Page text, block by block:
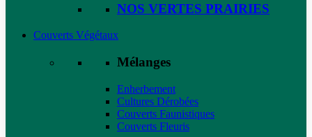
NOS VERTES PRAIRIES
Couverts Végétaux
Mélanges
Enherbement
Cultures Dérobées
Couverts Faunistiques
Couverts Fleuris